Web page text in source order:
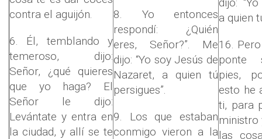
contra el aguijón.
6. Él, temblando y
temeroso, dijo:
Señor, ¿qué quieres
que yo haga? El
Señor le dijo:
Levántate y entra en
la ciudad, y allí se te
8. Yo entonces
respondí: ¿Quién
eres, Señor?”. Me
dijo: “Yo soy Jesús de
Nazaret, a quien tú
persigues”.
9. Los que estaban
conmigo vieron a la
dijo:
a quien
16.
ponte
pies,
esto he
ti, para
ministro
las